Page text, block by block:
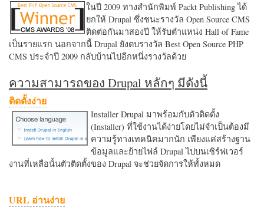
ในปี 2009 ทางสำนักพิมพ์ Packt Publishing ได้
ยกให้ Drupal ซึ่งชนะรางวัล Open Source CMS
ติดต่อกันมาสองปี ให้รับตำแหน่ง Hall of Fame
เป็นรายแรก นอกจากนี้ Drupal ยังตบรางวัล Best Open Source PHP
CMS ประจำปี 2009 กลับบ้านไปอีกหนึ่งรางวัลด้วย
ความสามารถของ Drupal หลักๆ มีดังนี้
ติดตั้งง่าย
Installer Drupal มาพร้อมกับตัวติดตั้ง
(Installer) ที่ใช้งานได้ง่ายโดยไม่จำเป็นต้องมี
ความรู้ทางเทคนิคมากนัก เพียงแค่สร้างฐาน
ข้อมูลและย้ายไฟล์ Drupal ไปบนเซิร์ฟเวอร์
งานที่เหลือนั้นตัวติดตั้งของ Drupal จะช่วยจัดการให้ทั้งหมด
URL อ่านง่าย